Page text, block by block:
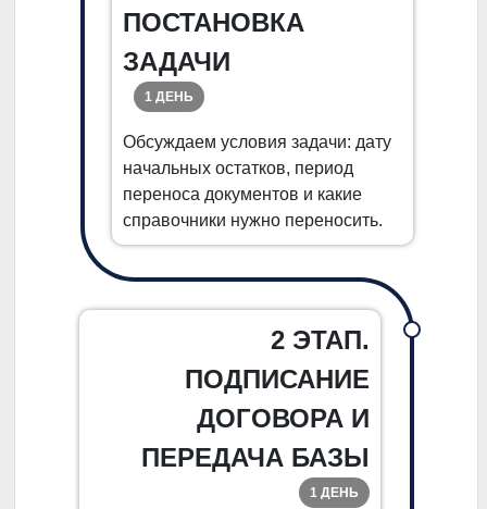
ПОСТАНОВКА
ЗАДАЧИ
1 ДЕНЬ
Обсуждаем условия задачи: дату
начальных остатков, период
переноса документов и какие
справочники нужно переносить.
2 ЭТАП.
ПОДПИСАНИЕ
ДОГОВОРА И
ПЕРЕДАЧА БАЗЫ
1 ДЕНЬ